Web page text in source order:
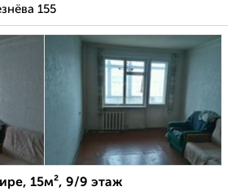
155
15м², 9/9 этаж